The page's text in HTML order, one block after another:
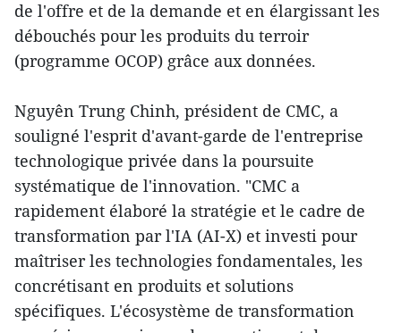
de l'offre et de la demande et en élargissant les
débouchés pour les produits du terroir
(programme OCOP) grâce aux données.
Nguyên Trung Chinh, président de CMC, a
souligné l'esprit d'avant-garde de l'entreprise
technologique privée dans la poursuite
systématique de l'innovation. "CMC a
rapidement élaboré la stratégie et le cadre de
transformation par l'IA (AI-X) et investi pour
maîtriser les technologies fondamentales, les
concrétisant en produits et solutions
spécifiques. L'écosystème de transformation